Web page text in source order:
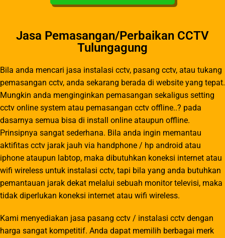
Jasa Pemasangan/Perbaikan CCTV
Tulungagung
Bila anda mencari jasa instalasi cctv, pasang cctv, atau tukang
pemasangan cctv, anda sekarang berada di website yang tepat.
Mungkin anda menginginkan pemasangan sekaligus setting
cctv online system atau pemasangan cctv offline..? pada
dasarnya semua bisa di install online ataupun offline.
Prinsipnya sangat sederhana. Bila anda ingin memantau
aktifitas cctv jarak jauh via handphone / hp android atau
iphone ataupun labtop, maka dibutuhkan koneksi internet atau
wifi wireless untuk instalasi cctv, tapi bila yang anda butuhkan
pemantauan jarak dekat melalui sebuah monitor televisi, maka
tidak diperlukan koneksi internet atau wifi wireless.
Kami menyediakan jasa pasang cctv / instalasi cctv dengan
harga sangat kompetitif. Anda dapat memilih berbagai merk